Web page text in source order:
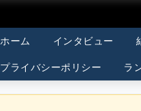
ホーム インタビュー
プライバシーポリシー ラ